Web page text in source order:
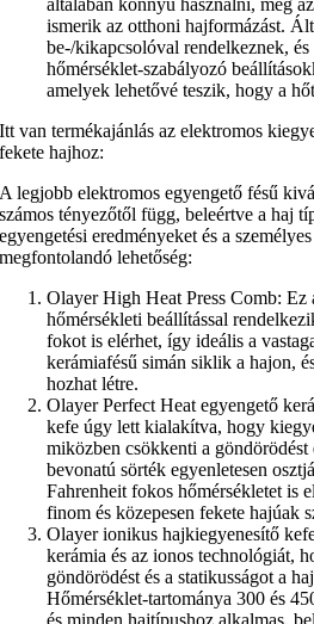
általában könnyű használni, még
ismerik az otthoni hajformázást.
be-/kikapcsolóval rendelkeznek,
hőmérséklet-szabályozó
amelyek lehetővé teszik, hogy a
Itt van termékajánlás az elektromos
fekete hajhoz:
A legjobb elektromos egyengető fésű
számos tényezőtől függ, beleértve a haj
egyengetési eredményeket és a
megfontolandó lehetőség:
Olayer High Heat Press Comb: Ez
hőmérsékleti beállítással
fokot is elérhet, így ideális a
kerámiafésű simán siklik a hajon,
hozhat létre.
Olayer Perfect Heat egyengető
kefe úgy lett kialakítva, hogy
miközben csökkenti a göndörödést
bevonatú sörték egyenletesen
Fahrenheit fokos hőmérsékletet is
finom és közepesen fekete hajúak
Olayer ionikus hajkiegyenesítő
kerámia és az ionos technológiát,
göndörödést és a statikusságot a
Hőmérséklet-tartománya 300 és
és minden hajtípushoz alkalmas,